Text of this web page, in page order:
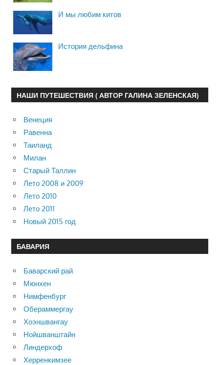
И мы любим китов
История дельфина
НАШИ ПУТЕШЕСТВИЯ ( АВТОР ГАЛИНА ЗЕЛЕНСКАЯ)
Венеция
Равенна
Таиланд
Милан
Старый Таллин
Лето 2008 и 2009
Лето 2010
Лето 2011
Новый 2015 год
БАВАРИЯ
Баварский рай
Мюнхен
Нимфенбург
Обераммергау
Хоэншвангау
Нойшванштайн
Линдерхоф
Херренкимзее